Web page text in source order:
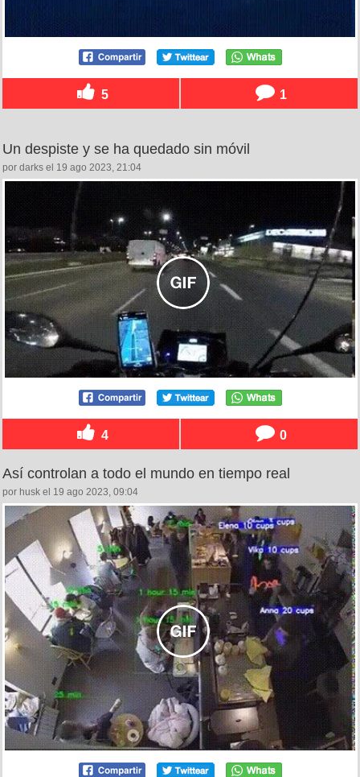
5 1
Un despiste y se ha quedado sin móvil
por darks el 19 ago 2023, 21:04
4 0
Así controlan a todo el mundo en tiempo real
por husk el 19 ago 2023, 09:04